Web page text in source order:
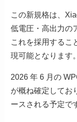
この新規格は、
低電圧・高出力の
これを採用するこ
現可能となります。
2026 年 6 月の
が概ね確定してお
ースされる予定で